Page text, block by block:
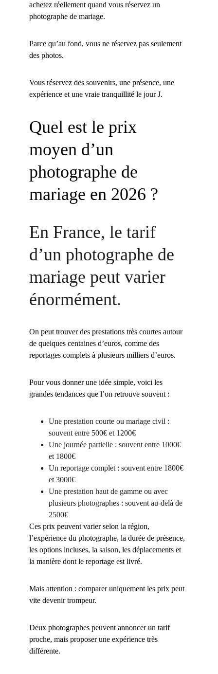
achetez réellement quand vous réservez un
photographe de mariage.
Parce qu’au fond, vous ne réservez pas seulement
des photos.
Vous réservez des souvenirs, une présence, une
expérience et une vraie tranquillité le jour J.
Quel est le prix
moyen d’un
photographe de
mariage en 2026 ?
En France, le tarif
d’un photographe de
mariage peut varier
énormément.
On peut trouver des prestations très courtes autour
de quelques centaines d’euros, comme des
reportages complets à plusieurs milliers d’euros.
Pour vous donner une idée simple, voici les
grandes tendances que l’on retrouve souvent :
Une prestation courte ou mariage civil :
souvent entre 500€ et 1200€
Une journée partielle : souvent entre 1000€
et 1800€
Un reportage complet : souvent entre 1800€
et 3000€
Une prestation haut de gamme ou avec
plusieurs photographes : souvent au-delà de
2500€
Ces prix peuvent varier selon la région,
l’expérience du photographe, la durée de présence,
les options incluses, la saison, les déplacements et
la manière dont le reportage est livré.
Mais attention : comparer uniquement les prix peut
vite devenir trompeur.
Deux photographes peuvent annoncer un tarif
proche, mais proposer une expérience très
différente.